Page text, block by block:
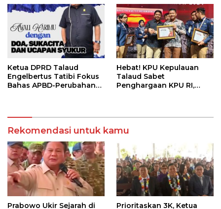
Ketua DPRD Talaud
Engelbertus Tatibi Fokus
Bahas APBD-Perubahan
Hebat! KPU Kepulauan
Talaud Sabet
Penghargaan KPU RI,
Rekomendasi untuk kamu
Prabowo Ukir Sejarah di
Prioritaskan 3K, Ketua